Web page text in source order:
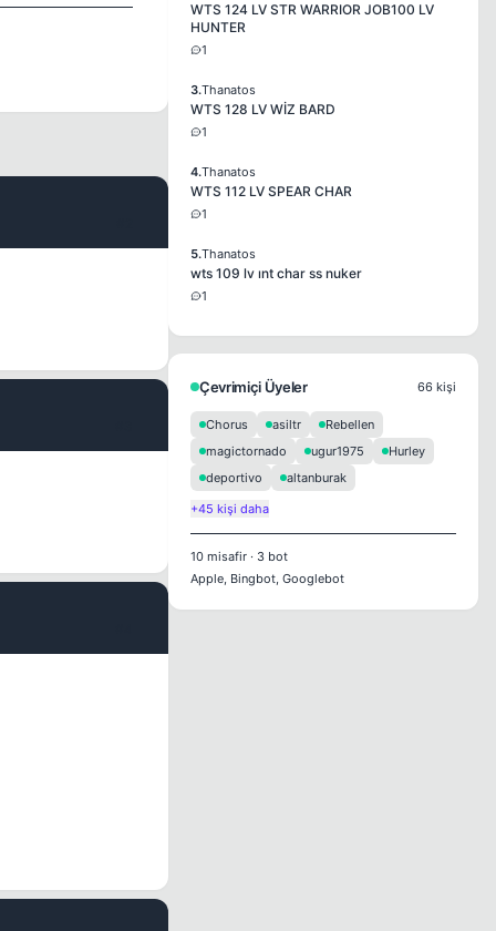
WTS 124 LV STR WARRIOR JOB100 LV
HUNTER
1
3.Thanatos
WTS 128 LV WİZ BARD
1
4.Thanatos
WTS 112 LV SPEAR CHAR
1
5.Thanatos
wts 109 lv ınt char ss nuker
1
Çevrimiçi Üyeler 66 kişi
Chorus asiltr
Rebellen
magictornado
ugur1975
Hurley
deportivo
altanburak
+45 kişi daha
10 misafir · 3 bot
Apple, Bingbot, Googlebot